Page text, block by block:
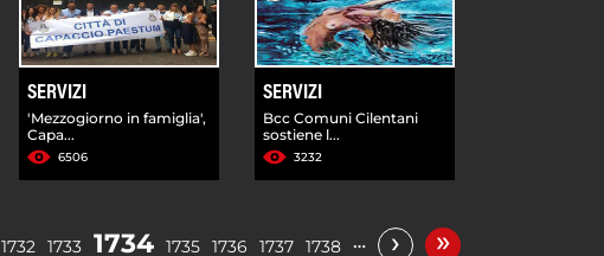
SERVIZI
'Mezzogiorno in famiglia',
Capa...
6506
SERVIZI
Bcc Comuni Cilentani
sostiene l...
3232
1732 1733 1734 1735 1736 1737 1738 … › »